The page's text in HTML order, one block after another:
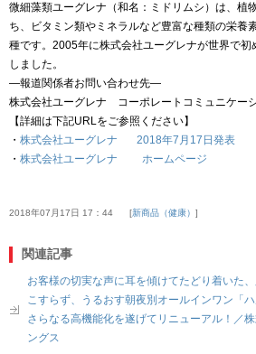
微細藻類ユーグレナ（和名：ミドリムシ）は、植
ち、ビタミン類やミネラルなど豊富な種類の栄養
種です。2005年に株式会社ユーグレナが世界で初
しました。
―報道関係者お問い合わせ先―
株式会社ユーグレナ コーポレートコミュニケー
【詳細は下記URLをご参照ください】
・ 株式会社ユーグレナ 2018年7月17日発表
・ 株式会社ユーグレナ ホームページ
2018年07月17日 17：44 新商品（健康）
関連記事
お客様の切実な声に耳を傾けてたどり着いた
こすらず、うるおす朝夜別オールインワン「ハ
さらなる高機能化を遂げてリニューアル！／
ングス